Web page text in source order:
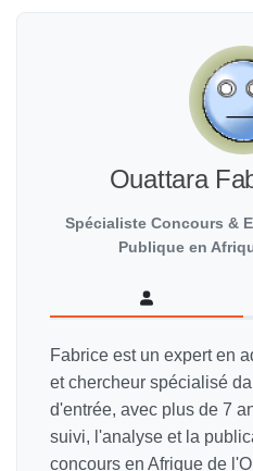
Ouattara
Spécialiste Concours &
Publique en
Fabrice est un expert en
et chercheur spécialisé
d'entrée, avec plus de 7
suivi, l'analyse et la
concours en Afrique de